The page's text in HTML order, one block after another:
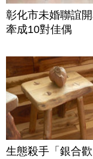
彰化市未婚聯誼
牽成10對佳偶
生態殺手「銀合